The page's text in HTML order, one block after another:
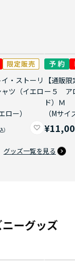
イ・ストーリ
ツ（イエロ
ー）
【通販
ー５ ア
ド）Ｍ
（Mサ
グッズ一覧を見る
ーグッズ